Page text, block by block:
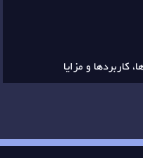
کاربردها و مزایا